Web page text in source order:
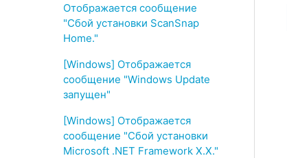
Отображается сообщение
"Сбой установки ScanSnap
Home."
[Windows] Отображается
сообщение "Windows Update
запущен"
[Windows] Отображается
сообщение "Сбой установки
Microsoft .NET Framework X.X."